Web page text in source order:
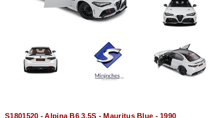
S1801520 - Alpina B6 3,5S - Mauritus Blue - 1990